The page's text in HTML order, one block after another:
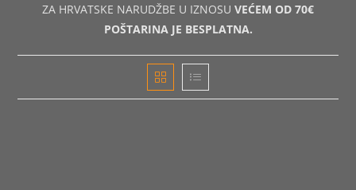
ZA HRVATSKE NARUDŽBE U IZNOSU VEĆEM OD 70€
POŠTARINA JE BESPLATNA.